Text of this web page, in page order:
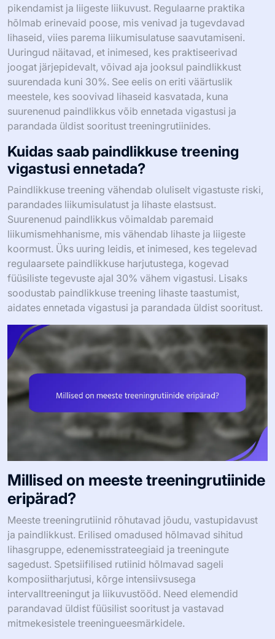
pikendamist ja liigeste liikuvust. Regulaarne praktika
hõlmab erinevaid poose, mis venivad ja tugevdavad
lihaseid, viies parema liikumisulatuse saavutamiseni.
Uuringud näitavad, et inimesed, kes praktiseerivad
joogat järjepidevalt, võivad aja jooksul paindlikkust
suurendada kuni 30%. See eelis on eriti väärtuslik
meestele, kes soovivad lihaseid kasvatada, kuna
suurenenud paindlikkus võib ennetada vigastusi ja
parandada üldist sooritust treeningrutiinides.
Kuidas saab paindlikkuse treening
vigastusi ennetada?
Paindlikkuse treening vähendab oluliselt vigastuste riski,
parandades liikumisulatust ja lihaste elastsust.
Suurenenud paindlikkus võimaldab paremaid
liikumismehhanisme, mis vähendab lihaste ja liigeste
koormust. Üks uuring leidis, et inimesed, kes tegelevad
regulaarsete paindlikkuse harjutustega, kogevad
füüsiliste tegevuste ajal 30% vähem vigastusi. Lisaks
soodustab paindlikkuse treening lihaste taastumist,
aidates ennetada vigastusi ja parandada üldist sooritust.
Millised on meeste treeningrutiinide
eripärad?
Meeste treeningrutiinid rõhutavad jõudu, vastupidavust
ja paindlikkust. Erilised omadused hõlmavad sihitud
lihasgruppe, edenemisstrateegiaid ja treeningute
sagedust. Spetsiifilised rutiinid hõlmavad sageli
komposiitharjutusi, kõrge intensiivsusega
intervalltreeningut ja liikuvustööd. Need elemendid
parandavad üldist füüsilist sooritust ja vastavad
mitmekesistele treeningueesmärkidele.